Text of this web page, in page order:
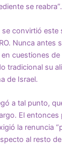
se reabra”.
se convirtió este
Nunca antes
cuestiones
tradicional su
de Israel.
a tal punto,
El entonces
la renuncia
al resto